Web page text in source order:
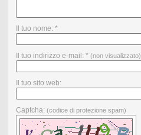
Il tuo nome: *
Il tuo indirizzo e-mail: * (non visualizzato)
Il tuo sito web:
Captcha: (codice di protezione spam)